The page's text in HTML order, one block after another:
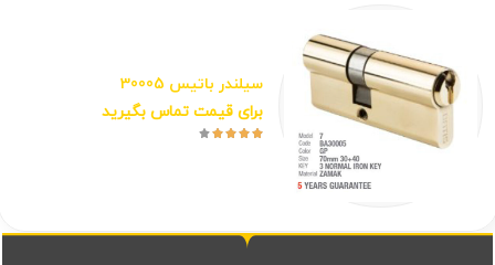
سیلندر باتیس 30005
برای قیمت تماس بگیرید




